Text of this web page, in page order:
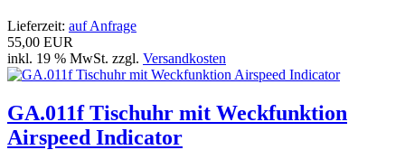
Lieferzeit: auf Anfrage
55,00 EUR
inkl. 19 % MwSt. zzgl. Versandkosten
GA.011f Tischuhr mit Weckfunktion
Airspeed Indicator